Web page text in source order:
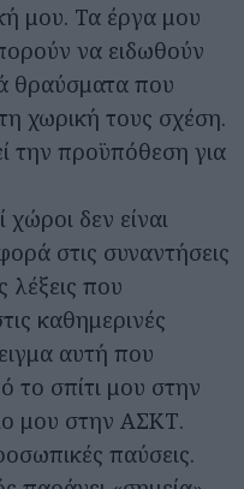
μου. Τα έργα μου
να ειδωθούν
θραύσματα που
χωρική τους σχέση.
την προϋπόθεση για
δεν είναι
στις συναντήσεις
λέξεις που
καθημερινές
αυτή που
σπίτι μου στην
μου στην ΑΣΚΤ.
παύσεις.